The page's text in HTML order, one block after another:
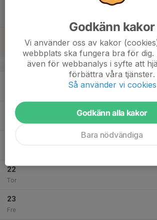
v.43
20
22
Tor
23
Fre
Godkänn kakor
Vi använder oss av kakor
webbplats ska fungera bra för dig.
även för webbanalys i syfte att
förbättra våra tjänster.
Så använder vi cookies
Godkänn alla kakor
Bara nödvändiga